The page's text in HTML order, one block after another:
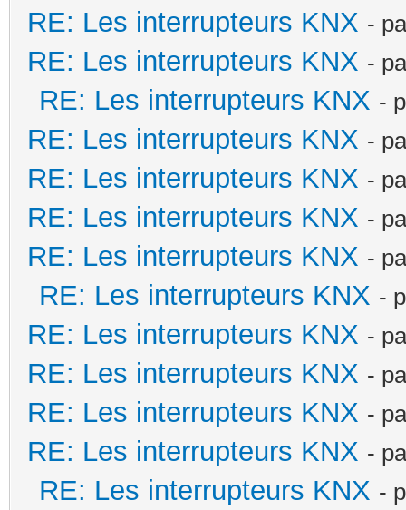
RE: Les interrupteurs KNX -
RE: Les interrupteurs KNX -
RE: Les interrupteurs KNX -
RE: Les interrupteurs KNX -
RE: Les interrupteurs KNX -
RE: Les interrupteurs KNX -
RE: Les interrupteurs KNX -
RE: Les interrupteurs KNX -
RE: Les interrupteurs KNX -
RE: Les interrupteurs KNX -
RE: Les interrupteurs KNX -
RE: Les interrupteurs KNX -
RE: Les interrupteurs KNX -